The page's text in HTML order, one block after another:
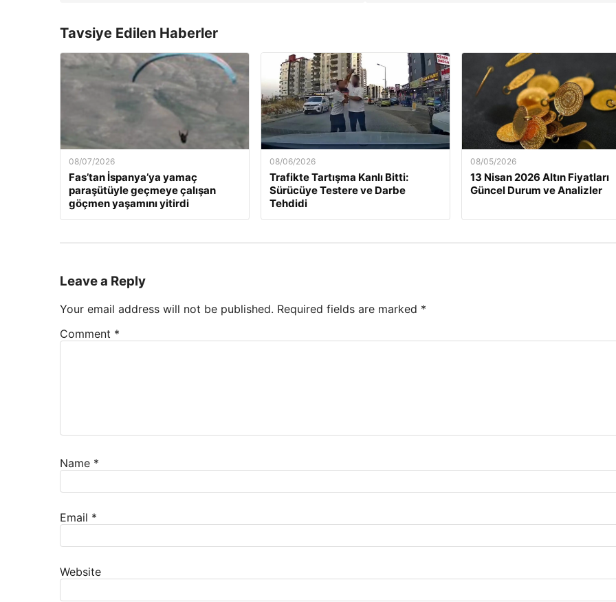
Tavsiye Edilen Haberler
08/07/2026
Fas’tan İspanya’ya yamaç
paraşütüyle geçmeye çalışan
göçmen yaşamını yitirdi
08/06/2026
Trafikte Tartışma Kanlı Bitti:
Sürücüye Testere ve Darbe
Tehdidi
08/05/2026
13 Nisan 2026 Altın Fiyatları
Güncel Durum ve Analizler
Leave a Reply
Your email address will not be published. Required fields are marked *
Comment *
Name *
Email *
Website